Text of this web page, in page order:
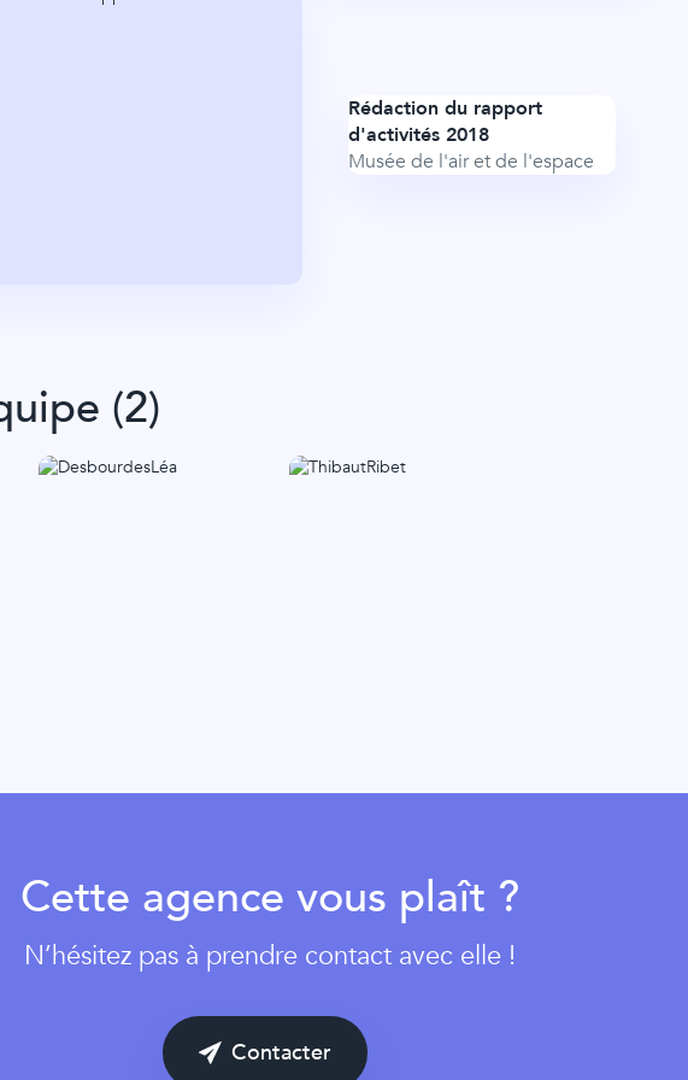
Rédaction du rapport
d'activités 2018
Musée de l'air et de l'espace
(2)
Cette agence vous plaît ?
N’hésitez pas à prendre contact avec elle !
Contacter